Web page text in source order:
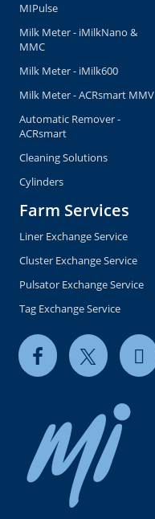
MIPulse
Milk Meter - iMilkNano &
MMC
Milk Meter - iMilk600
Milk Meter - ACRsmart MMV
Automatic Remover -
ACRsmart
Cleaning Solutions
Cylinders
Farm Services
Liner Exchange Service
Cluster Exchange Service
Pulsator Exchange Service
Tag Exchange Service